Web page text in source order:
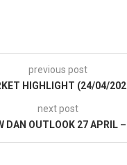
previous post
HIGHLIGHT (24/04/
next post
DAN OUTLOOK 27 APRIL